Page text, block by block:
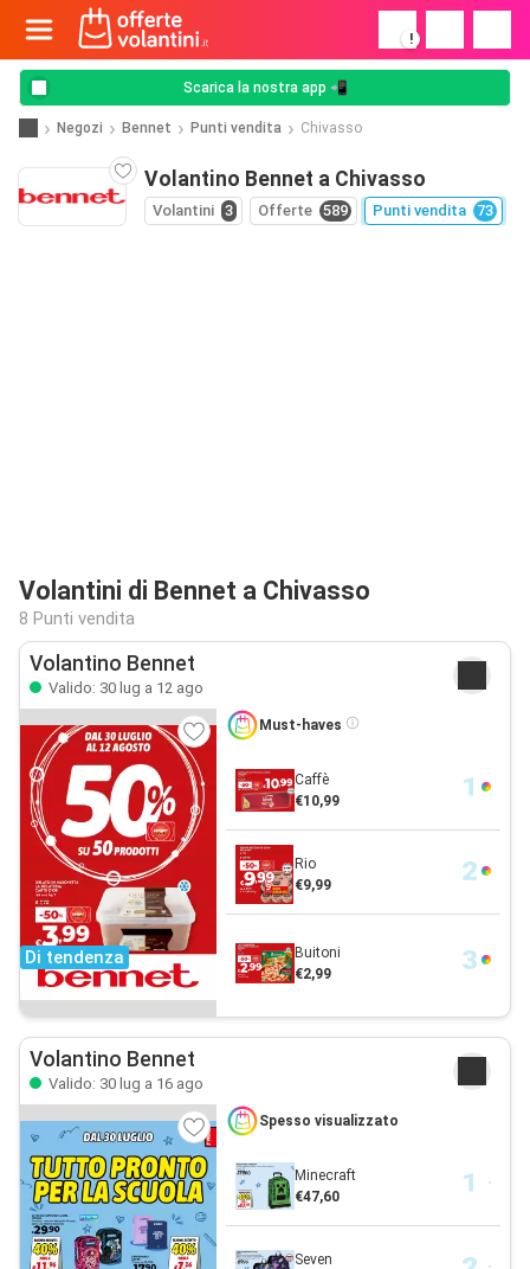
!
Scarica la nostra app 📲
Negozi Bennet Punti vendita Chivasso
Volantino Bennet a Chivasso
Volantini 3 Offerte 589 Punti vendita 73
Volantini di Bennet a Chivasso
8 Punti vendita
Volantino Bennet
Valido: 30 lug a 12 ago
Di tendenza
Must-haves
Caffè
€10,99
Rio
€9,99
Buitoni
€2,99
Volantino Bennet
Valido: 30 lug a 16 ago
Spesso visualizzato
Minecraft
€47,60
Seven